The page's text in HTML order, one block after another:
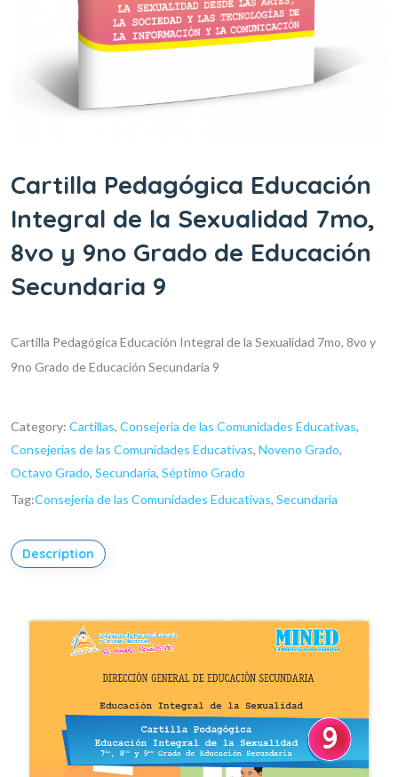
Cartilla Pedagógica Educación
Integral de la Sexualidad 7mo,
8vo y 9no Grado de Educación
Secundaria 9
Cartilla Pedagógica Educación Integral de la Sexualidad 7mo, 8vo y
9no Grado de Educación Secundaria 9
Category: Cartillas, Consejería de las Comunidades Educativas,
Consejerías de las Comunidades Educativas, Noveno Grado,
Octavo Grado, Secundaria, Séptimo Grado
Tag:Consejeria de las Comunidades Educativas, Secundaria
Description